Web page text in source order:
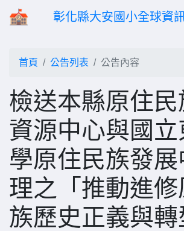
彰化縣大安國小全球資
首頁 公告列表 公告內容
檢送本縣原住民
資源中心與國立
學原住民族發
理之「推動進修
族歷史正義與